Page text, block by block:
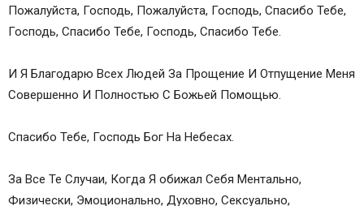
Пожалуйста, Господь, Пожалуйста, Господь, Спасибо Тебе,
Господь, Спасибо Тебе, Господь, Спасибо Тебе.
И Я Благодарю Всех Людей За Прощение И Отпущение Меня
Совершенно И Полностью С Божьей Помощью.
Спасибо Тебе, Господь Бог На Небесах.
За Все Те Случаи, Когда Я обижал Себя Ментально,
Физически, Эмоционально, Духовно, Сексуально,